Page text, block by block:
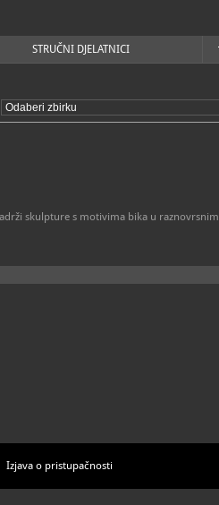
STRUČNI DJELATNICI
skulpture s motivima bika u raznovrsnim
Izjava o pristupačnosti